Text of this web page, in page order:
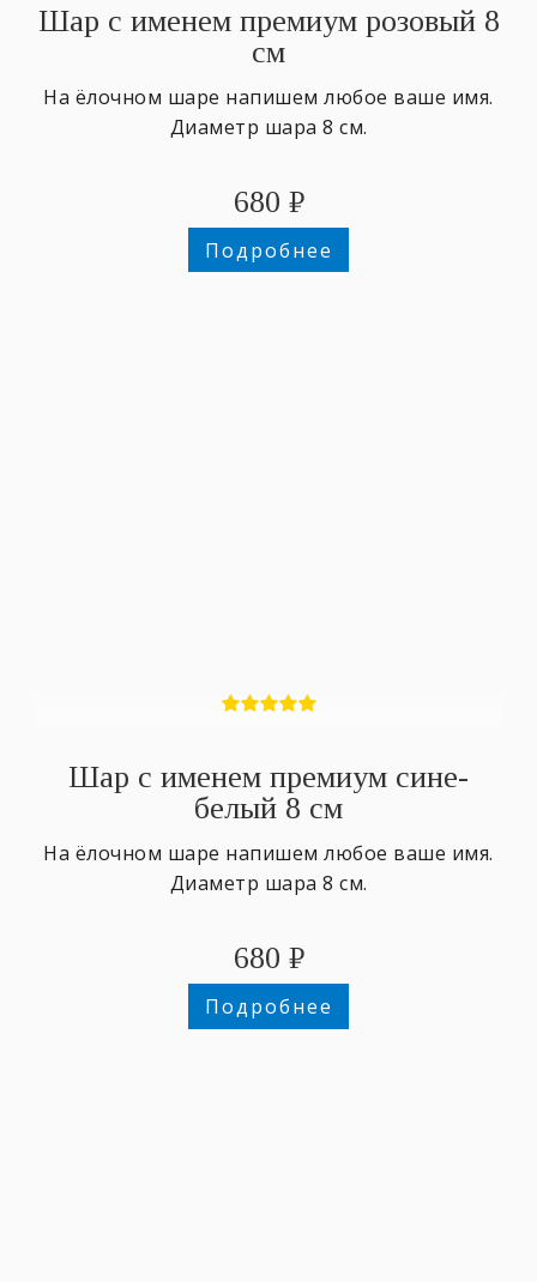
Шар с именем премиум розовый 8
см
На ёлочном шаре напишем любое ваше имя.
Диаметр шара 8 см.
680 ₽
Подробнее
Шар с именем премиум сине-
белый 8 см
На ёлочном шаре напишем любое ваше имя.
Диаметр шара 8 см.
680 ₽
Подробнее